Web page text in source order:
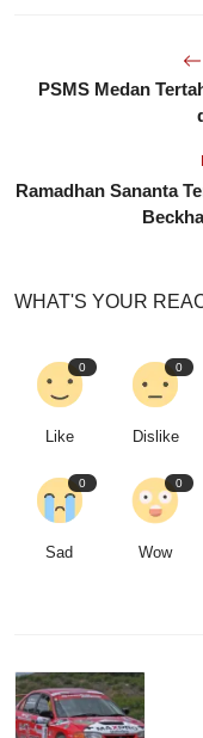
PSMS Medan
Ramadhan Sananta
WHAT'S YOUR
0
Like
0
Dislike
0
Sad
0
Wow